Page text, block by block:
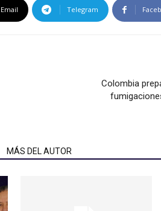
Email Telegram
Colombia
MÁS DEL AUTOR